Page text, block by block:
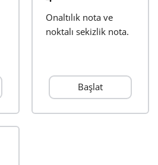
Onaltılık nota ve
noktalı sekizlik nota.
Başlat